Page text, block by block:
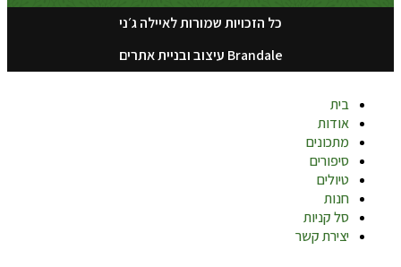
כל הזכויות שמורות לאיילה ג׳ני
Brandale עיצוב ובניית אתרים
בית
אודות
מתכונים
סיפורים
טיולים
חנות
סל קניות
יצירת קשר